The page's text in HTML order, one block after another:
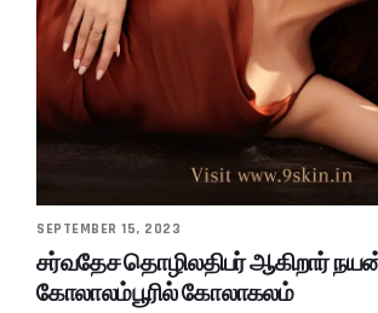
SEPTEMBER 15, 2023
சர்வதேச தொழிலதிபர் ஆகிறார்
கோலாலம்பூரில் கோலாகலம்